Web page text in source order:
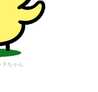
チちゃん